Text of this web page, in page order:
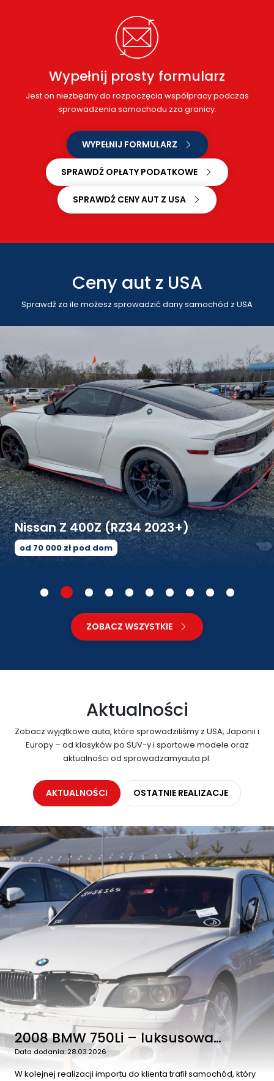
Wypełnij prosty formularz
Jest on niezbędny do rozpoczęcia współpracy podczas
sprowadzenia samochodu zza granicy.
WYPEŁNIJ FORMULARZ
SPRAWDŹ OPŁATY PODATKOWE
SPRAWDŹ CENY AUT Z USA
Ceny aut z USA
Sprawdź za ile możesz sprowadzić dany samochód z USA
Mercedes-Benz GLE-Class III (V167
2019+)
od 75 000 zł pod dom
ZOBACZ WSZYSTKIE
Aktualności
Zobacz wyjątkowe auta, które sprowadziliśmy z USA, Japonii i
Europy – od klasyków po SUV-y i sportowe modele oraz
aktualności od sprowadzamyauta.pl.
AKTUALNOŚCI OSTATNIE REALIZACJE
2008 BMW 750Li – luksusowa
limuzyna sprowadzona z Dubaju za
25 tys. zł pod dom
Data dodania: 28.03.2026
W kolejnej realizacji importu do klienta trafił samochód, który